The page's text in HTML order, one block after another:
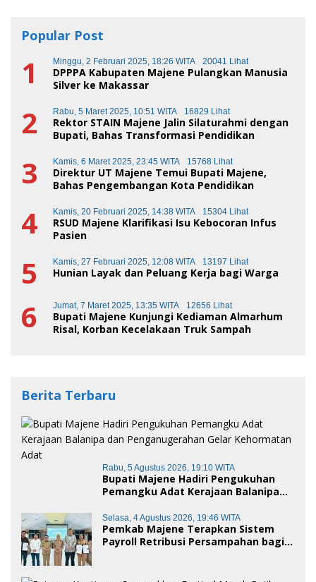
Popular Post
1 Minggu, 2 Februari 2025, 18:26 WITA 20041 Lihat
DPPPA Kabupaten Majene Pulangkan Manusia
Silver ke Makassar
2 Rabu, 5 Maret 2025, 10:51 WITA 16829 Lihat
Rektor STAIN Majene Jalin Silaturahmi dengan
Bupati, Bahas Transformasi Pendidikan
3 Kamis, 6 Maret 2025, 23:45 WITA 15768 Lihat
Direktur UT Majene Temui Bupati Majene,
Bahas Pengembangan Kota Pendidikan
4 Kamis, 20 Februari 2025, 14:38 WITA 15304 Lihat
RSUD Majene Klarifikasi Isu Kebocoran Infus
Pasien
5 Kamis, 27 Februari 2025, 12:08 WITA 13197 Lihat
Hunian Layak dan Peluang Kerja bagi Warga
6 Jumat, 7 Maret 2025, 13:35 WITA 12656 Lihat
Bupati Majene Kunjungi Kediaman Almarhum
Risal, Korban Kecelakaan Truk Sampah
Berita Terbaru
Rabu, 5 Agustus 2026, 19:10 WITA
Bupati Majene Hadiri Pengukuhan
Pemangku Adat Kerajaan Balanipa
Kehormatan Adat
Selasa, 4 Agustus 2026, 19:46 WITA
Pemkab Majene Terapkan Sistem
Payroll Retribusi Persampahan bagi